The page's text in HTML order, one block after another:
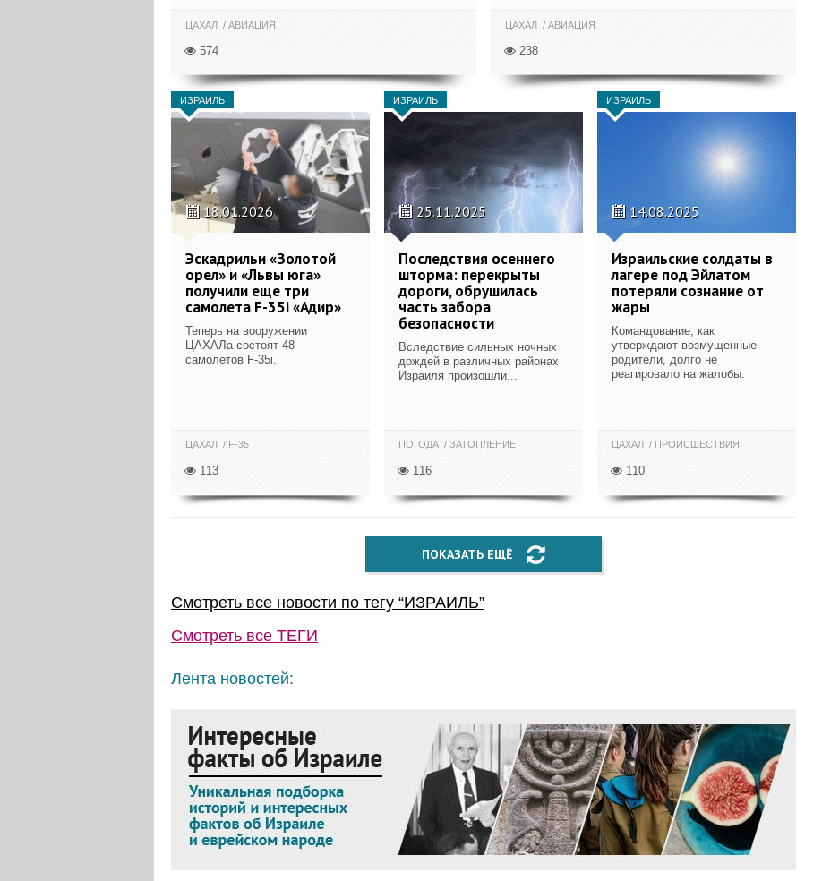
ЦАХАЛ АВИАЦИЯ
574
ЦАХАЛ АВИАЦИЯ
238
ИЗРАИЛЬ
18.01.2026
Эскадрильи «Золотой
орел» и «Львы юга»
получили еще три
самолета F-35i «Адир»
Теперь на вооружении
ЦАХАЛа состоят 48
самолетов F-35i.
ЦАХАЛ F-35
113
ИЗРАИЛЬ
25.11.2025
Последствия осеннего
шторма: перекрыты
дороги, обрушилась
часть забора
безопасности
Вследствие сильных ночных
дождей в различных районах
Израиля произошли...
ПОГОДА ЗАТОПЛЕНИЕ
116
ИЗРАИЛЬ
14.08.2025
Израильские солдаты в
лагере под Эйлатом
потеряли сознание от
жары
Командование, как
утверждают возмущенные
родители, долго не
реагировало на жалобы.
ЦАХАЛ ПРОИСШЕСТВИЯ
110
ПОКАЗАТЬ ЕЩЁ
Смотреть все новости по тегу “ИЗРАИЛЬ”
Смотреть все ТЕГИ
Лента новостей: